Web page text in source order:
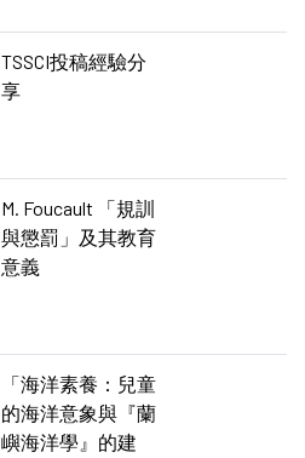
TSSCI投稿經驗分
享
M. Foucault 「規訓
與懲罰」及其教育
意義
「海洋素養：兒童
的海洋意象與『蘭
嶼海洋學』的建